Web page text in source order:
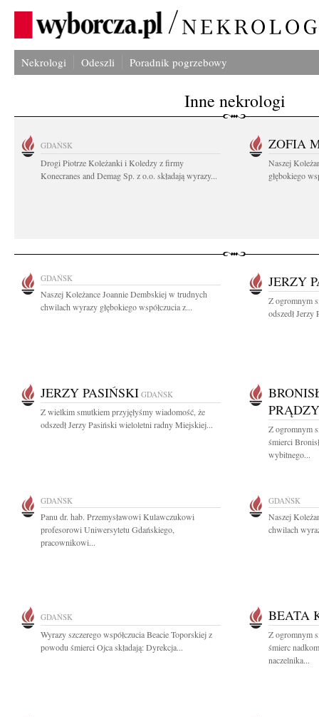
Nekrologi Odeszli Poradnik pogrzebowy
Inne nekrologi
GDAŃSK
Drogi Piotrze Koleżanki i Koledzy z firmy
Konecranes and Demag Sp. z o.o. składają wyrazy...
ZOFIA
Naszej
głębokiego
GDAŃSK
Naszej Koleżance Joannie Dembskiej w trudnych
chwilach wyrazy głębokiego współczucia z...
JERZY
Z ogromnym
odszedł
JERZY PASIŃSKI GDAŃSK
Z wielkim smutkiem przyjęłyśmy wiadomość, że
odszedł Jerzy Pasiński wieloletni radny Miejskiej...
Z ogromnym
śmierci
wybitnego...
GDAŃSK
Panu dr. hab. Przemysławowi Kulawczukowi
profesorowi Uniwersytetu Gdańskiego,
pracownikowi...
GDAŃSK
Naszej
chwilach
GDAŃSK
Wyrazy szczerego współczucia Beacie Toporskiej z
powodu śmierci Ojca składają: Dyrekcja...
BEATA
Z ogromnym
śmierc
naczelnika...